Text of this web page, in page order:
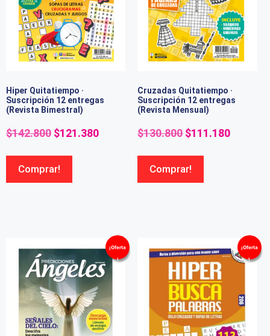
Hiper Quitatiempo ·
Suscripción 12 entregas
(Revista Bimestral)
$142.800 $121.380
Comprar!
Cruzadas Quitatiempo ·
Suscripción 12 entregas
(Revista Mensual)
$130.800 $111.180
Comprar!
¡Oferta
!
¡Oferta
!